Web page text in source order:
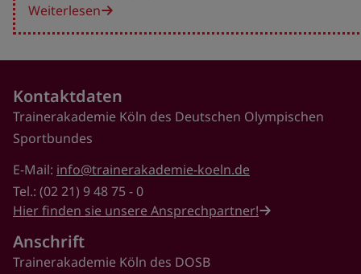
Weiterlesen
Kontaktdaten
Trainerakademie Köln des Deutschen Olympischen
Sportbundes
E-Mail: info@trainerakademie-koeln.de
Tel.: (02 21) 9 48 75 - 0
Hier finden sie unsere Ansprechpartner!
Anschrift
Trainerakademie Köln des DOSB